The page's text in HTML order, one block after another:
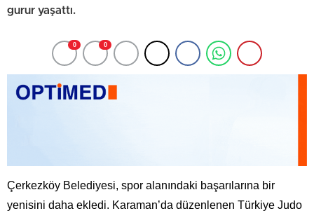
gurur yaşattı.
0 0
Çerkezköy Belediyesi, spor alanındaki başarılarına bir
yenisini daha ekledi. Karaman’da düzenlenen Türkiye Judo